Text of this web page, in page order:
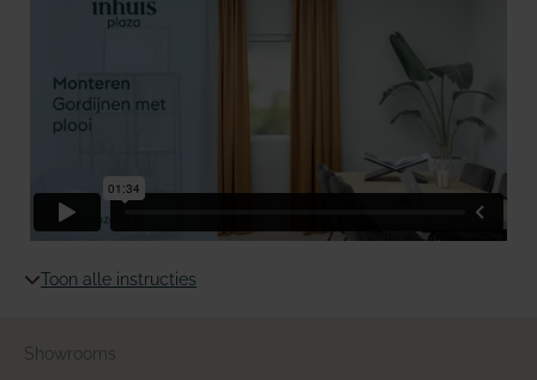
Toon alle instructies
Showrooms